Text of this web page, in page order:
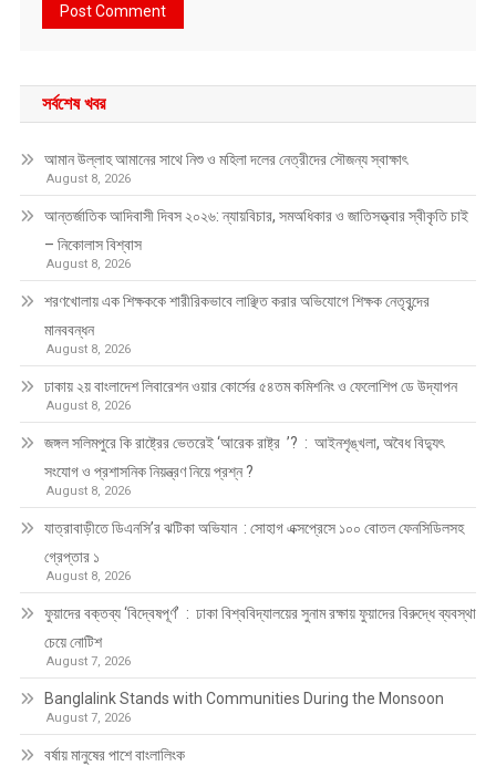
সর্বশেষ খবর
আমান উল্লাহ আমানের সাথে নিশু ও মহিলা দলের নেত্রীদের সৌজন্য স্বাক্ষাৎ
August 8, 2026
আন্তর্জাতিক আদিবাসী দিবস ২০২৬: ন্যায়বিচার, সমঅধিকার ও জাতিসত্ত্বার স্বীকৃতি চাই
– নিকোলাস বিশ্বাস
August 8, 2026
শরণখোলায় এক শিক্ষককে শারীরিকভাবে লাঞ্ছিত করার অভিযোগে শিক্ষক নেতৃবৃন্দের
মানববন্ধন
August 8, 2026
ঢাকায় ২য় বাংলাদেশ লিবারেশন ওয়ার কোর্সের ৫৪তম কমিশনিং ও ফেলোশিপ ডে উদ্‌যাপন
August 8, 2026
জঙ্গল সলিমপুরে কি রাষ্ট্রের ভেতরেই ‘আরেক রাষ্ট্র ’? : আইনশৃঙ্খলা, অবৈধ বিদ্যুৎ
সংযোগ ও প্রশাসনিক নিয়ন্ত্রণ নিয়ে প্রশ্ন ?
August 8, 2026
যাত্রাবাড়ীতে ডিএনসি’র ঝটিকা অভিযান : সোহাগ এক্সপ্রেসে ১০০ বোতল ফেনসিডিলসহ
গ্রেপ্তার ১
August 8, 2026
ফুয়াদের বক্তব্য ‘বিদ্বেষপূর্ণ’ : ঢাকা বিশ্ববিদ্যালয়ের সুনাম রক্ষায় ফুয়াদের বিরুদ্ধে ব্যবস্থা
চেয়ে নোটিশ
August 7, 2026
Banglalink Stands with Communities During the Monsoon
August 7, 2026
বর্ষায় মানুষের পাশে বাংলালিংক